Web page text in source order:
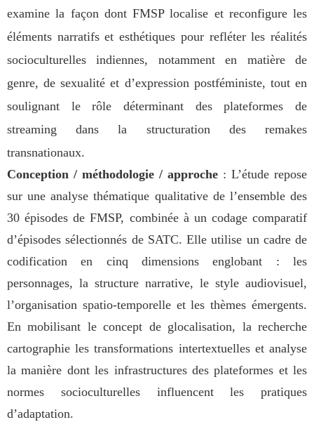
examine la façon dont FMSP localise et reconfigure les
éléments narratifs et esthétiques pour refléter les réalités
socioculturelles indiennes, notamment en matière de
genre, de sexualité et d’expression postféministe, tout en
soulignant le rôle déterminant des plateformes de
streaming dans la structuration des remakes
transnationaux.
Conception / méthodologie / approche : L’étude repose
sur une analyse thématique qualitative de l’ensemble des
30 épisodes de FMSP, combinée à un codage comparatif
d’épisodes sélectionnés de SATC. Elle utilise un cadre de
codification en cinq dimensions englobant : les
personnages, la structure narrative, le style audiovisuel,
l’organisation spatio-temporelle et les thèmes émergents.
En mobilisant le concept de glocalisation, la recherche
cartographie les transformations intertextuelles et analyse
la manière dont les infrastructures des plateformes et les
normes socioculturelles influencent les pratiques
d’adaptation.